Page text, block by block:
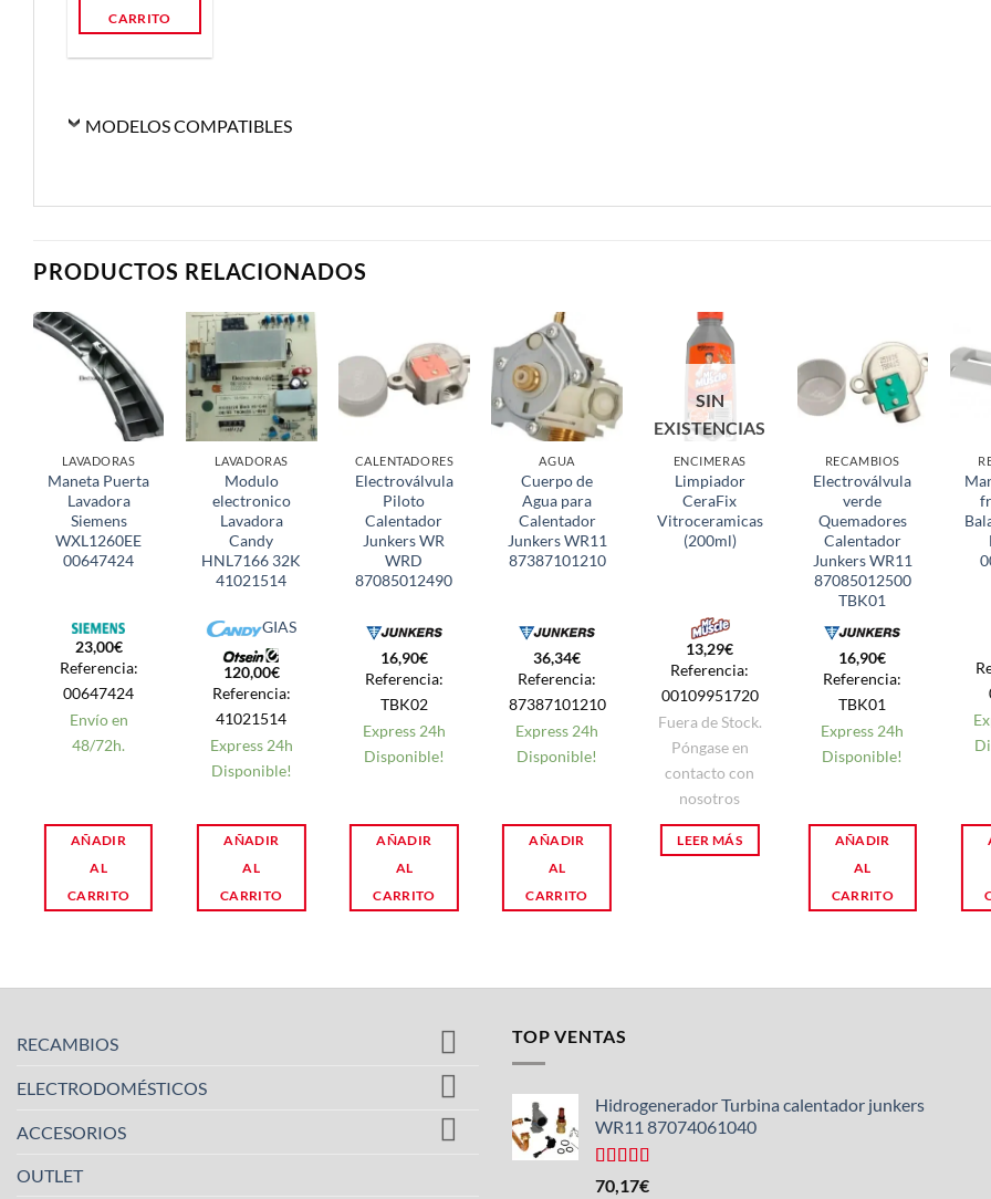
CARRITO
MODELOS COMPATIBLES
PRODUCTOS RELACIONADOS
LAVADORAS
Maneta Puerta
Lavadora
Siemens
WXL1260EE
00647424
23,00€
Referencia:
00647424
Envío en
48/72h.
AÑADIR
AL
CARRITO
LAVADORAS
Modulo
electronico
Lavadora
Candy
HNL7166 32K
41021514
GIAS
120,00€
Referencia:
41021514
Express 24h
Disponible!
AÑADIR
AL
CARRITO
CALENTADORES
Electroválvula
Piloto
Calentador
Junkers WR
WRD
87085012490
16,90€
Referencia:
TBK02
Express 24h
Disponible!
AÑADIR
AL
CARRITO
AGUA
Cuerpo de
Agua para
Calentador
Junkers WR11
87387101210
36,34€
Referencia:
87387101210
Express 24h
Disponible!
AÑADIR
AL
CARRITO
SIN
EXISTENCIAS
ENCIMERAS
Limpiador
CeraFix
Vitroceramicas
(200ml)
13,29€
Referencia:
00109951720
Fuera de Stock.
Póngase en
contacto con
nosotros
LEER MÁS
RECAMBIOS
Electroválvula
verde
Quemadores
Calentador
Junkers WR11
87085012500
TBK01
16,90€
Referencia:
TBK01
Express 24h
Disponible!
AÑADIR
AL
CARRITO
RECAMBIOS
ELECTRODOMÉSTICOS
ACCESORIOS
OUTLET
TOP VENTAS
Hidrogenerador Turbina calentador junkers
WR11 87074061040
Valorado
70,17€